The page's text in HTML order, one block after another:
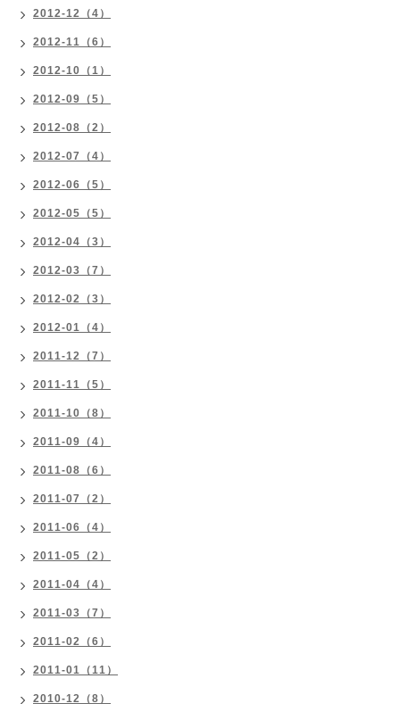
2012-12（4）
2012-11（6）
2012-10（1）
2012-09（5）
2012-08（2）
2012-07（4）
2012-06（5）
2012-05（5）
2012-04（3）
2012-03（7）
2012-02（3）
2012-01（4）
2011-12（7）
2011-11（5）
2011-10（8）
2011-09（4）
2011-08（6）
2011-07（2）
2011-06（4）
2011-05（2）
2011-04（4）
2011-03（7）
2011-02（6）
2011-01（11）
2010-12（8）